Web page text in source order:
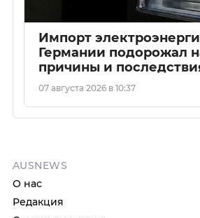
Импорт
Германии подорожал
причины и
07 августа 2026 в 10:37
AUSNEWS
О нас
Редакция